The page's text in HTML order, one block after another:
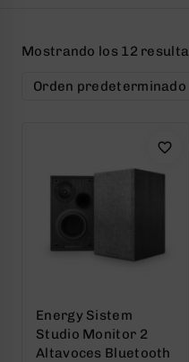
Mostrando los 12
Energy Sistem
Studio Monitor 2
Altavoces Bluetooth